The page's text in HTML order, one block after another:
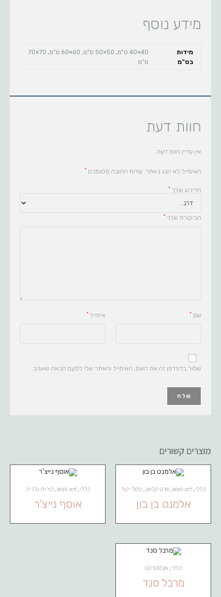
מוצרים קשורים
כללי,
Wall art
, ארט קלאב, פסלי קיר
אלמנט בן בון
כללי,
Wall art
,קירות גלריה
אוסף נייצ’ר
כללי, אבסטרקט
מרבל סנד
מידע נוסף
מידות
בס"מ
40×40 ס"מ, 50×50 ס"מ, 60×60 ס"מ, 70×70
ס"מ
חוות דעת
אין עדיין חוות דעת.
האימייל לא יוצג באתר. שדות החובה מסומנים *
הדירוג שלך *
הביקורת שלך *
שם * אימייל *
שמור בדפדפן זה את השם, האימייל והאתר שלי לפעם הבאה שאגיב.